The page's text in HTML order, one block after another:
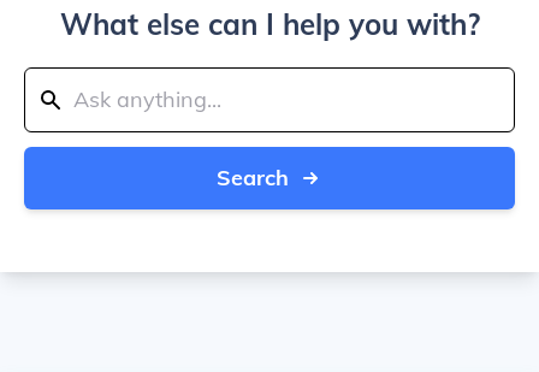
What else can I help you with?
Search